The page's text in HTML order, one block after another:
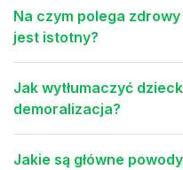
Na czym polega
jest istotny?
Jak wytłumaczyć
demoralizacja?
Jakie są główne